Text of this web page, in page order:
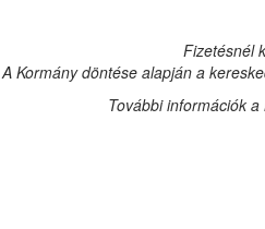
Fizetésnél
A Kormány döntése alapján a
További információk